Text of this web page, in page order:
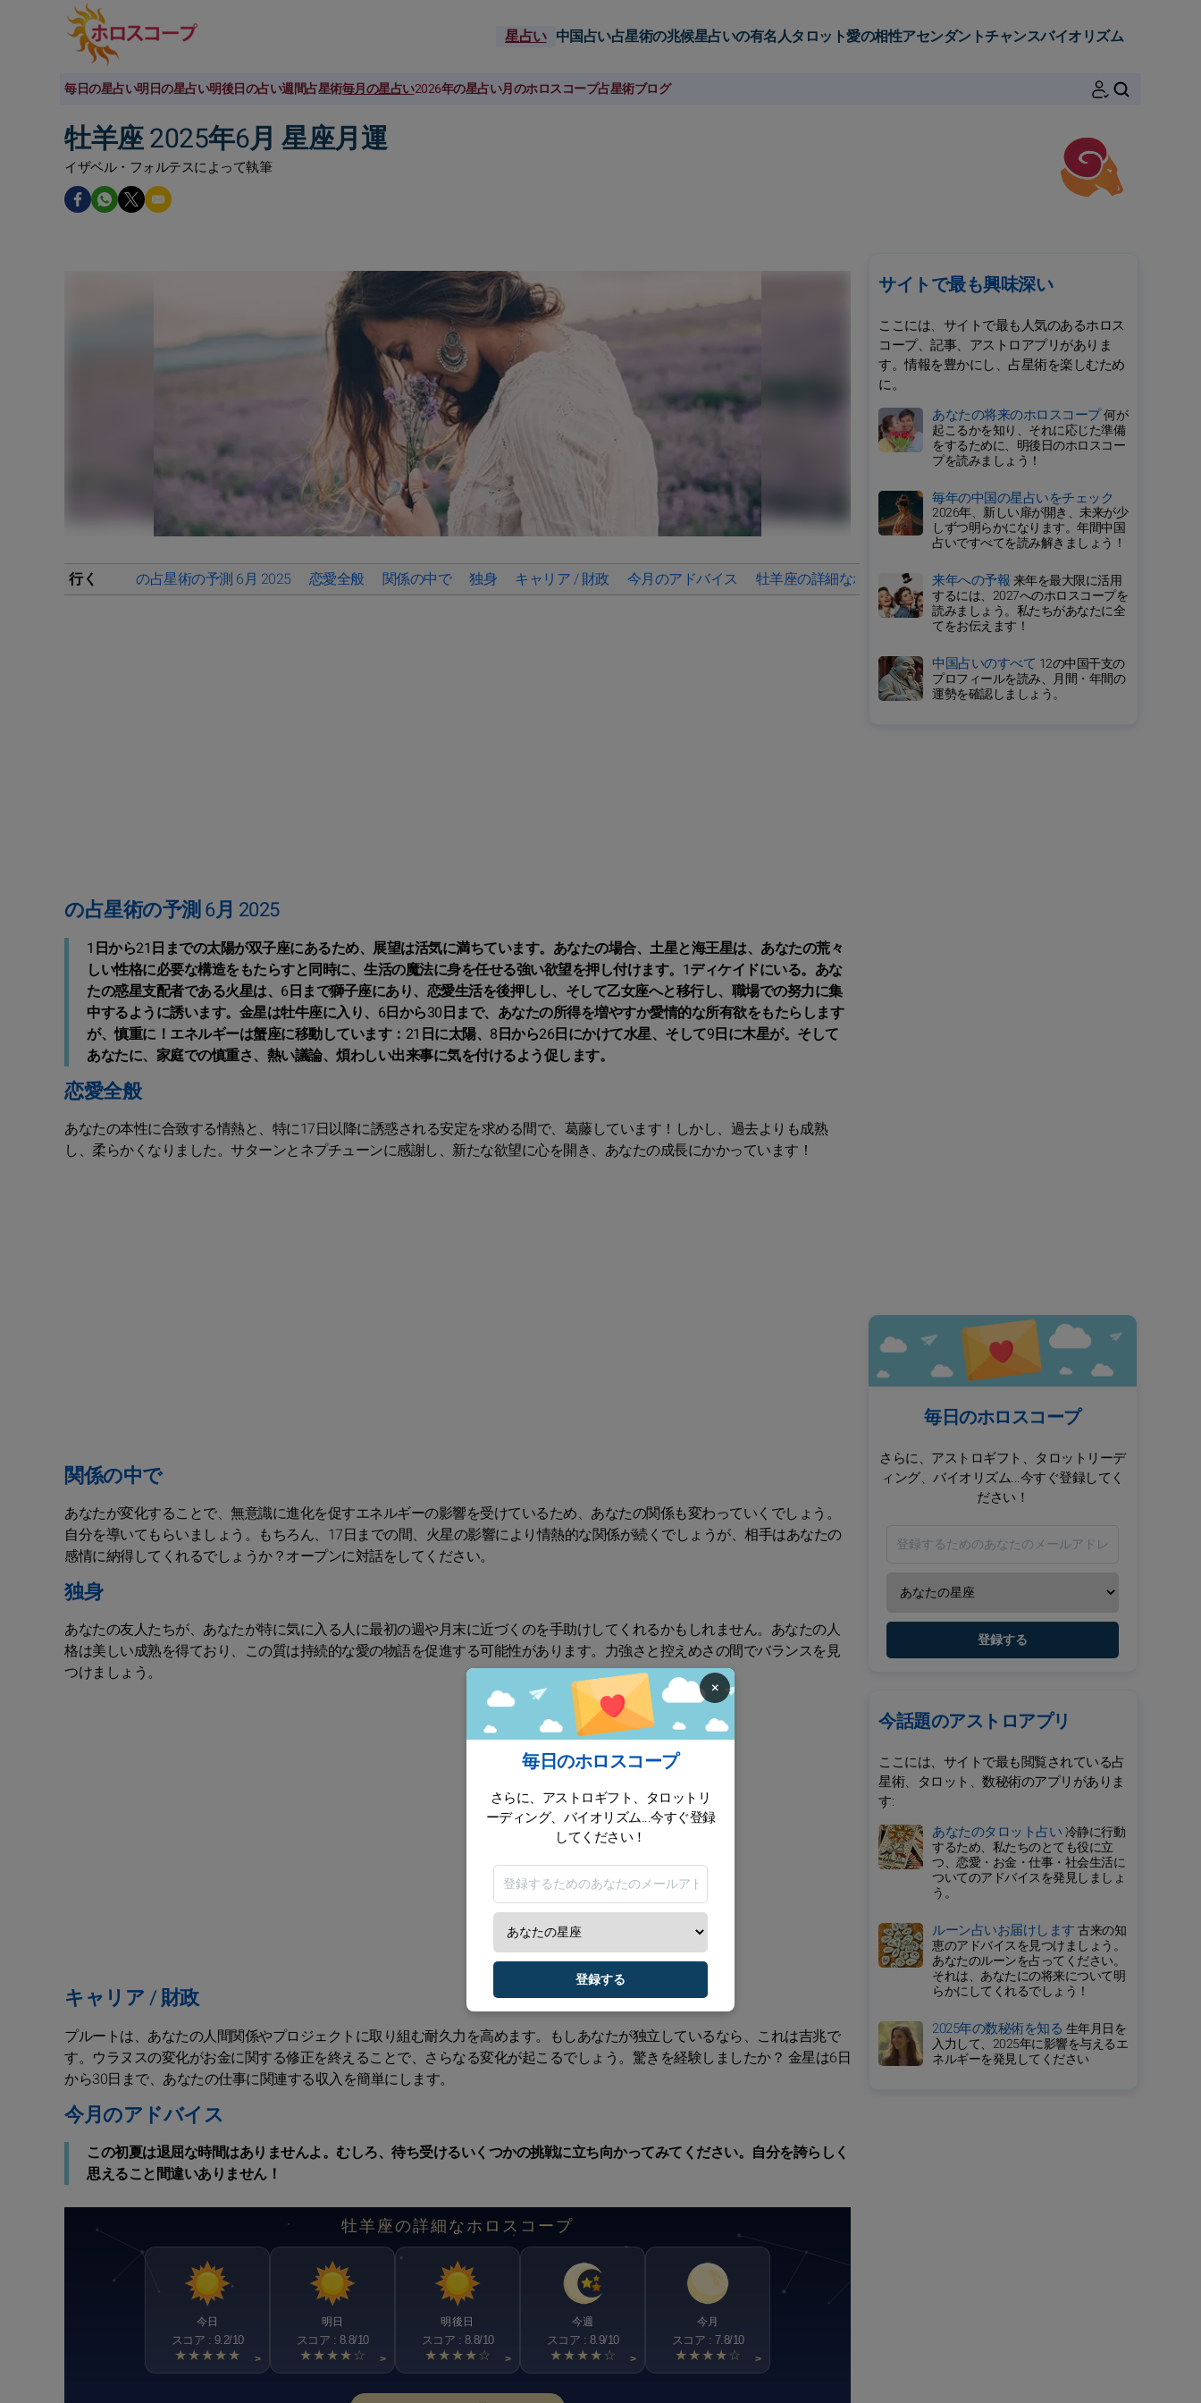
星占い 中国占い占星術の兆候星占いの有名人タロット愛の相性アセンダントチャンスバイオリズム
毎日の星占い明日の星占い明後日の占い週間占星術毎月の星占い2026年の星占い月のホロスコープ占星術ブログ
牡羊座 2025年6月 星座月運
イザベル・フォルテスによって執筆
行く の占星術の予測 6月 2025 恋愛全般 関係の中で 独身 キャリア / 財政 今月のアドバイス 牡羊座の詳細なホロスコープ 2025年の毎月の星占い
の占星術の予測 6月 2025
1日から21日までの太陽が双子座にあるため、展望は活気に満ちています。あなたの場合、土星と海王星は、あなたの荒々
しい性格に必要な構造をもたらすと同時に、生活の魔法に身を任せる強い欲望を押し付けます。1ディケイドにいる。あな
たの惑星支配者である火星は、6日まで獅子座にあり、恋愛生活を後押しし、そして乙女座へと移行し、職場での努力に集
中するように誘います。金星は牡牛座に入り、6日から30日まで、あなたの所得を増やすか愛情的な所有欲をもたらします
が、慎重に！エネルギーは蟹座に移動しています：21日に太陽、8日から26日にかけて水星、そして9日に木星が。そして
あなたに、家庭での慎重さ、熱い議論、煩わしい出来事に気を付けるよう促します。
恋愛全般
あなたの本性に合致する情熱と、特に17日以降に誘惑される安定を求める間で、葛藤しています！しかし、過去よりも成熟
し、柔らかくなりました。サターンとネプチューンに感謝し、新たな欲望に心を開き、あなたの成長にかかっています！
関係の中で
あなたが変化することで、無意識に進化を促すエネルギーの影響を受けているため、あなたの関係も変わっていくでしょう。
自分を導いてもらいましょう。もちろん、17日までの間、火星の影響により情熱的な関係が続くでしょうが、相手はあなたの
感情に納得してくれるでしょうか？オープンに対話をしてください。
独身
あなたの友人たちが、あなたが特に気に入る人に最初の週や月末に近づくのを手助けしてくれるかもしれません。あなたの人
格は美しい成熟を得ており、この質は持続的な愛の物語を促進する可能性があります。力強さと控えめさの間でバランスを見
つけましょう。
キャリア / 財政
プルートは、あなたの人間関係やプロジェクトに取り組む耐久力を高めます。もしあなたが独立しているなら、これは吉兆で
す。ウラヌスの変化がお金に関する修正を終えることで、さらなる変化が起こるでしょう。驚きを経験しましたか？ 金星は6日
から30日まで、あなたの仕事に関連する収入を簡単にします。
今月のアドバイス
この初夏は退屈な時間はありませんよ。むしろ、待ち受けるいくつかの挑戦に立ち向かってみてください。自分を誇らしく
思えること間違いありません！
牡羊座の詳細なホロスコープ
今日
スコア : 9.2/10
★★★★★ >
明日
スコア : 8.8/10
★★★★☆ >
明後日
スコア : 8.8/10
★★★★☆ >
今週
スコア : 8.9/10
★★★★☆ >
今月
スコア : 7.8/10
★★★★☆ >
サイトで最も興味深い
ここには、サイトで最も人気のあるホロス
コープ、記事、アストロアプリがありま
す。情報を豊かにし、占星術を楽しむため
に。
あなたの将来のホロスコープ何が
起こるかを知り、それに応じた準備
をするために、明後日のホロスコー
プを読みましょう！
毎年の中国の星占いをチェック
2026年、新しい扉が開き、未来が少
しずつ明らかになります。年間中国
占いですべてを読み解きましょう！
来年への予報来年を最大限に活用
するには、2027へのホロスコープを
読みましょう。私たちがあなたに全
てをお伝えます！
中国占いのすべて 12の中国干支の
プロフィールを読み、月間・年間の
運勢を確認しましょう。
毎日のホロスコープ
さらに、アストロギフト、タロットリーデ
ィング、バイオリズム...今すぐ登録してく
ださい！
登録する
今話題のアストロアプリ
ここには、サイトで最も閲覧されている占
星術、タロット、数秘術のアプリがありま
す:
あなたのタロット占い冷静に行動
するため、私たちのとても役に立
つ、恋愛・お金・仕事・社会生活に
ついてのアドバイスを発見しましょ
う。
ルーン占いお届けします古来の知
恵のアドバイスを見つけましょう。
あなたのルーンを占ってください。
それは、あなたにの将来について明
らかにしてくれるでしょう！
2025年の数秘術を知る 生年月日を
入力して、2025年に影響を与えるエ
ネルギーを発見してください
×
毎日のホロスコープ
さらに、アストロギフト、タロットリ
ーディング、バイオリズム...今すぐ登録
してください！
登録する